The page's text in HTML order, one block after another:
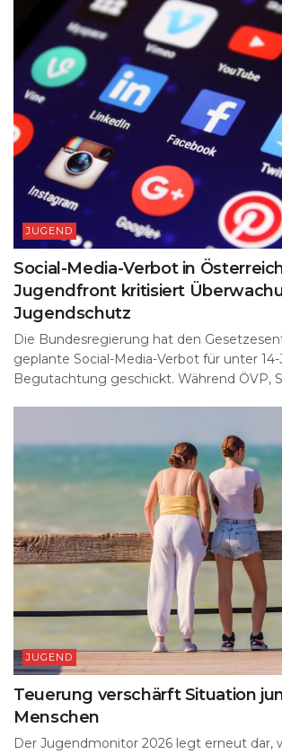
JUGEND
Social-Media-Verbot in
Jugendfront kritisiert
Jugendschutz
Die Bundesregierung hat den
geplante Social-Media-Verbot für unter 14-
Begutachtung geschickt. Während ÖVP,
JUGEND
Teuerung verschärft Situation
Menschen
Der Jugendmonitor 2026 legt erneut dar,